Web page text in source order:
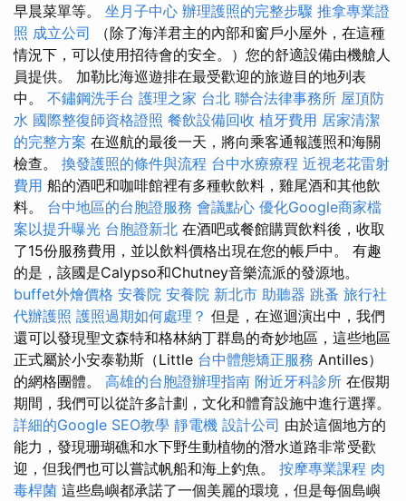
早晨菜單等。 坐月子中心 辦理護照的完整步驟 推拿專業證
照 成立公司 （除了海洋君主的內部和窗戶小屋外，在這種
情況下，可以使用招待會的安全。）您的舒適設備由機艙人
員提供。 加勒比海巡遊排在最受歡迎的旅遊目的地列表
中。 不鏽鋼洗手台 護理之家 台北 聯合法律事務所 屋頂防
水 國際整復師資格證照 餐飲設備回收 植牙費用 居家清潔
的完整方案 在巡航的最後一天，將向乘客通報護照和海關
檢查。 換發護照的條件與流程 台中水療療程 近視老花雷射
費用 船的酒吧和咖啡館裡有多種軟飲料，雞尾酒和其他飲
料。 台中地區的台胞證服務 會議點心 優化Google商家檔
案以提升曝光 台胞證新北 在酒吧或餐館購買飲料後，收取
了15份服務費用，並以飲料價格出現在您的帳戶中。 有趣
的是，該國是Calypso和Chutney音樂流派的發源地。
buffet外燴價格 安養院 安養院 新北市 助聽器 跳蚤 旅行社
代辦護照 護照過期如何處理？ 但是，在巡迴演出中，我們
還可以發現聖文森特和格林納丁群島的奇妙地區，這些地區
正式屬於小安泰勒斯（Little 台中體態矯正服務 Antilles）
的網格團體。 高雄的台胞證辦理指南 附近牙科診所 在假期
期間，我們可以從許多計劃，文化和體育設施中進行選擇。
詳細的Google SEO教學 靜電機 設計公司 由於這個地方的
能力，發現珊瑚礁和水下野生動植物的潛水道路非常受歡
迎，但我們也可以嘗試帆船和海上釣魚。 按摩專業課程 肉
毒桿菌 這些島嶼都承諾了一個美麗的環境，但是每個島嶼